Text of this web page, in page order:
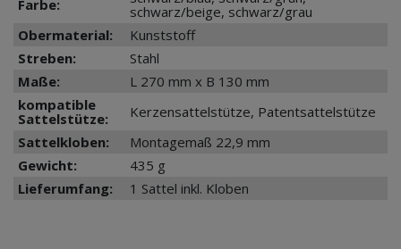
Farbe:
schwarz/beige, schwarz/grau
Obermaterial:
Kunststoff
Streben:
Stahl
Maße:
L 270 mm x B 130 mm
kompatible
Sattelstütze:
Kerzensattelstütze, Patentsattelstütze
Sattelkloben:
Montagemaß 22,9 mm
Gewicht:
435 g
Lieferumfang:
1 Sattel inkl. Kloben